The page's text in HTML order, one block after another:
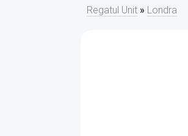
Regatul Unit » Londra